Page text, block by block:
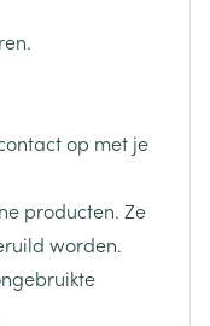
op met je
producten. Ze
worden.